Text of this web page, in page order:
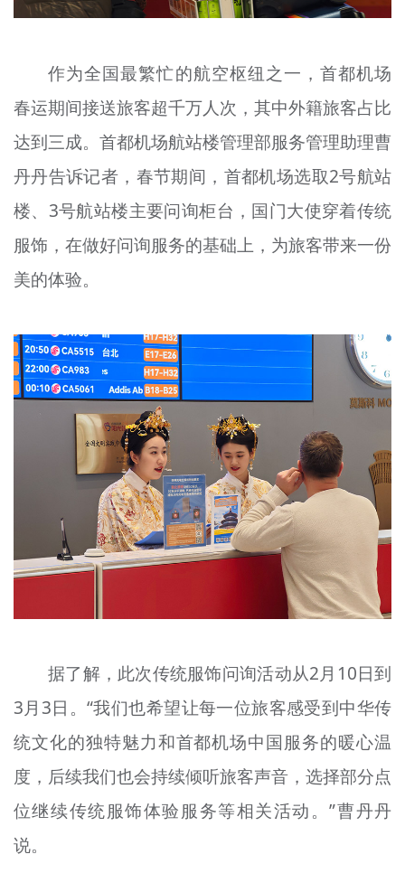
作为全国最繁忙的航空枢纽之一，首都机场
春运期间接送旅客超千万人次，其中外籍旅客占比
达到三成。首都机场航站楼管理部服务管理助理曹
丹丹告诉记者，春节期间，首都机场选取2号航站
楼、3号航站楼主要问询柜台，国门大使穿着传统
服饰，在做好问询服务的基础上，为旅客带来一份
美的体验。
据了解，此次传统服饰问询活动从2月10日到
3月3日。“我们也希望让每一位旅客感受到中华传
统文化的独特魅力和首都机场中国服务的暖心温
度，后续我们也会持续倾听旅客声音，选择部分点
位继续传统服饰体验服务等相关活动。”曹丹丹
说。